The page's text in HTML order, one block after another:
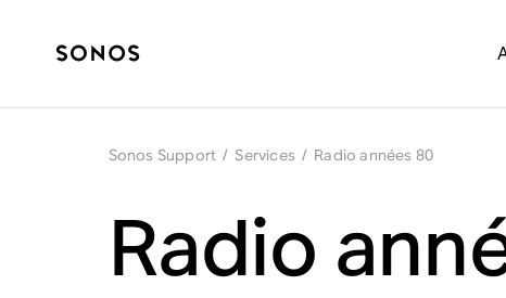
Sonos Support / Services / Radio années 80
Radio